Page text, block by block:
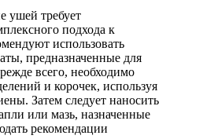
ушей требует
подхода к
использовать
предназначенные для
всего, необходимо
и корочек, используя
Затем следует наносить
или мазь, назначенные
рекомендации